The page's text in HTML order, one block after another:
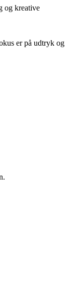
og kreative
er på udtryk og